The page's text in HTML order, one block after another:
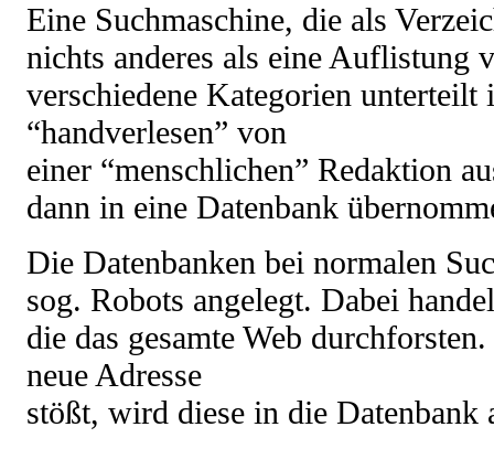
Eine Suchmaschine, die als
nichts anderes als eine Auflistung
verschiedene Kategorien unterteilt
“handverlesen” von
einer “menschlichen” Redaktion
dann in eine Datenbank
Die Datenbanken bei normalen
sog. Robots angelegt. Dabei
die das gesamte Web
neue Adresse
stößt, wird diese in die Datenbank